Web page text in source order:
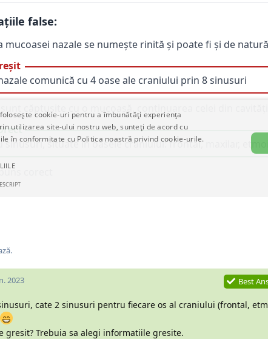
2023 Best
cate 2 sinusuri pentru fiecare os al craniului (frontal,
gresit? Trebuia sa alegi informatiile gresite.